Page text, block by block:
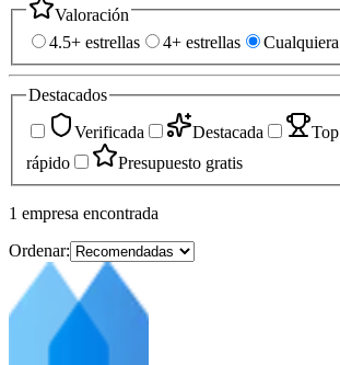
Valoración
4.5+ estrellas
4+ estrellas Cualquiera
Destacados
Verificada
Destacada Top
rápido
Presupuesto gratis
1 empresa encontrada
Ordenar: